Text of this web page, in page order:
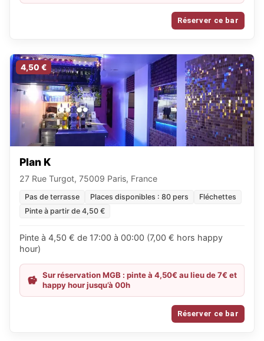
Réserver ce bar
4,50 €
Plan K
27 Rue Turgot, 75009 Paris, France
Pas de terrasse Places disponibles : 80 pers
Fléchettes
Pinte à partir de 4,50 €
Pinte à 4,50 € de 17:00 à 00:00 (7,00 € hors happy
hour)
Sur réservation MGB : pinte à 4,50€ au lieu de 7€ et
happy hour jusqu’à 00h
Réserver ce bar